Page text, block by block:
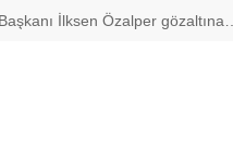
İlksen Özalper gözaltına
BGN
27,9529
0,0018